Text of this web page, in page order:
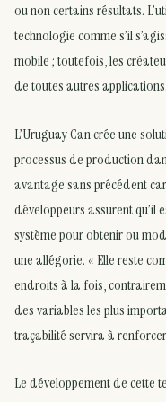
ou non certains résultats.
technologie comme s’il
mobile ; toutefois, les
de toutes autres applications.
L’Uruguay Can crée une
processus de production
avantage sans précédent
développeurs assurent qu’il
système pour obtenir ou
une allégorie. « Elle reste
endroits à la fois,
des variables les plus
traçabilité servira à
Le développement de cette